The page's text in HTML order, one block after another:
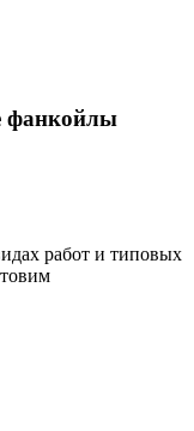
фанкойлы
работ и типовых